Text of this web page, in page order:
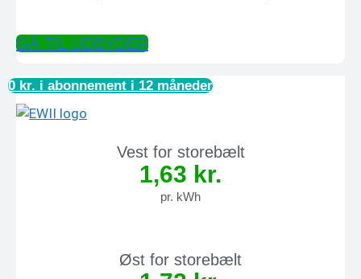
GÅ TIL UDBYDER
0 kr. i abonnement i 12 måneder
Vest for storebælt
1,63 kr.
pr. kWh
Øst for storebælt